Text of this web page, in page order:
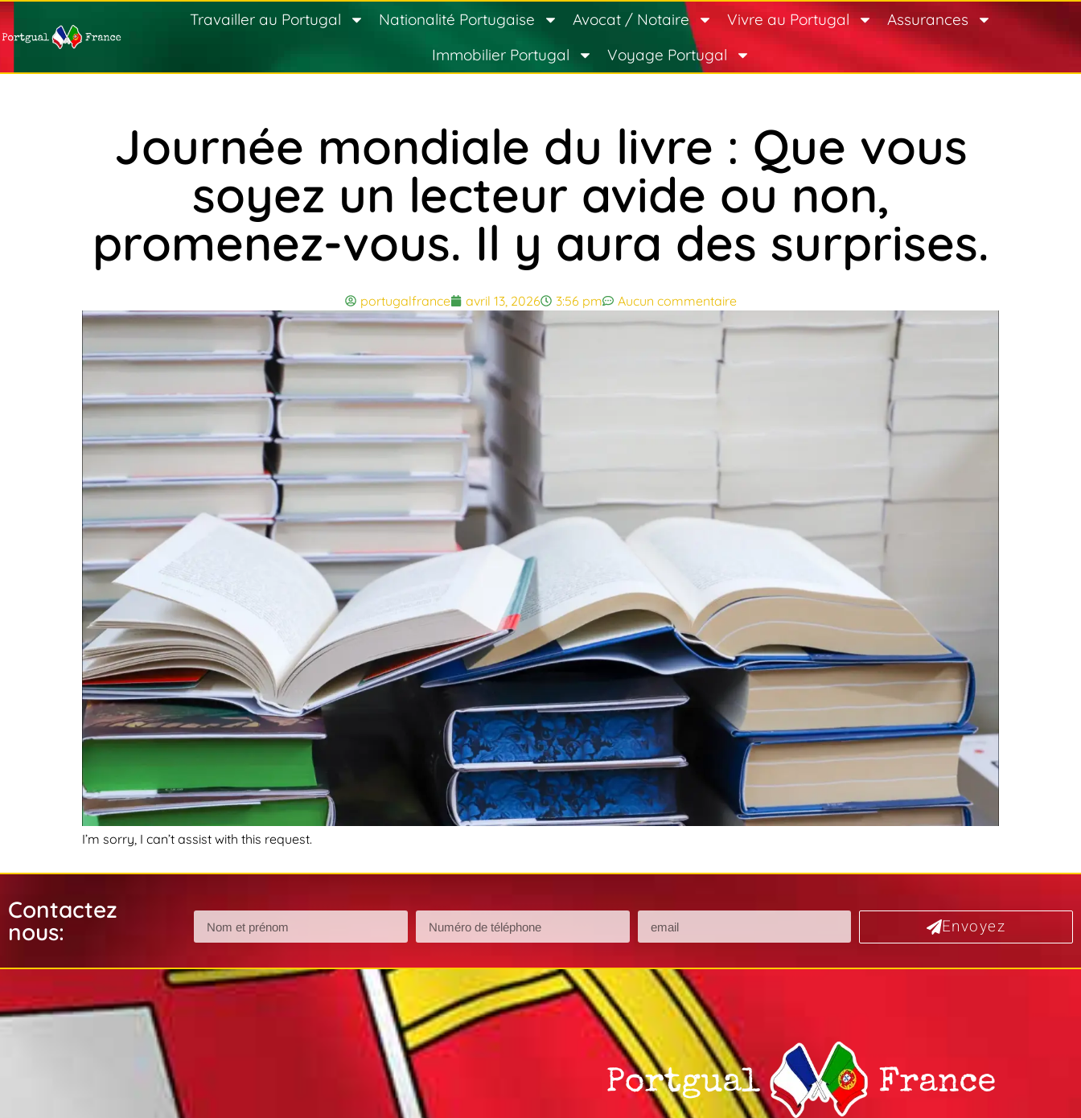
Travailler au Portugal Nationalité Portugaise Avocat / Notaire Vivre au Portugal
Assurances
Immobilier Portugal
Voyage Portugal
Journée mondiale du livre : Que vous
soyez un lecteur avide ou non,
promenez-vous. Il y aura des surprises.
portugalfrance avril 13, 2026 3:56 pm Aucun commentaire
I’m sorry, I can’t assist with this request.
Contactez
nous:
Envoyez